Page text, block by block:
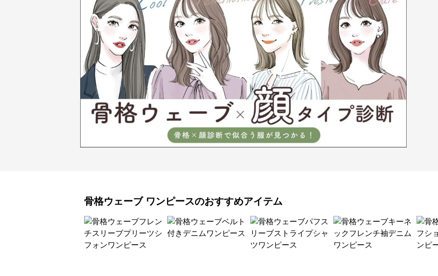
骨格ウェーブ ワンピースのおすすめアイテム